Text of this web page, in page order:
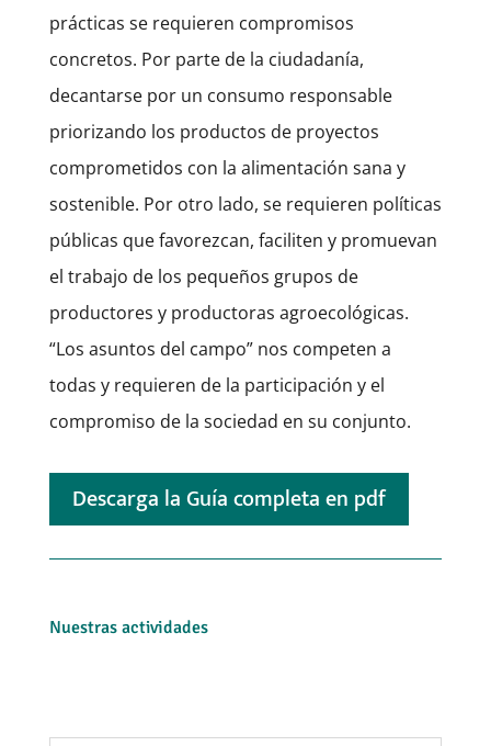
prácticas se requieren compromisos
concretos. Por parte de la ciudadanía,
decantarse por un consumo responsable
priorizando los productos de proyectos
comprometidos con la alimentación sana y
sostenible. Por otro lado, se requieren políticas
públicas que favorezcan, faciliten y promuevan
el trabajo de los pequeños grupos de
productores y productoras agroecológicas.
“Los asuntos del campo” nos competen a
todas y requieren de la participación y el
compromiso de la sociedad en su conjunto.
Descarga la Guía completa en pdf
Nuestras actividades